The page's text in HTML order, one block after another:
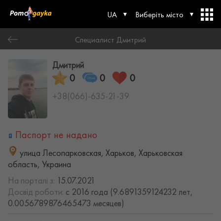
UA Виберіть місто
Специалист Дмитрий
Дмитрий
0 0 0
+38(066)-635-21-39
Паспорт не надано
улица Лесопарковская, Харьков, Харьковская
область, Украина
На порталі з: 15.07.2021
Досвід роботи: с 2016 года (9.6891359124232 лет,
0.0056789876465473 месяцев)